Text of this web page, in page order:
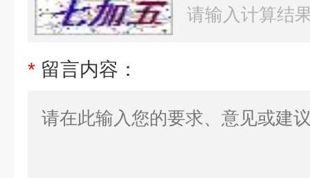
* 留言内容：